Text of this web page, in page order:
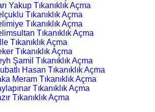
Yakup Tıkanıklık Açma
Tıkanıklık Açma
Tıkanıklık Açma
Tıkanıklık Açma
Tıkanıklık Açma
Tıkanıklık Açma
Şamil Tıkanıklık Açma
Hasan Tıkanıklık Açma
Meram Tıkanıklık Açma
Tıkanıklık Açma
Tıkanıklık Açma